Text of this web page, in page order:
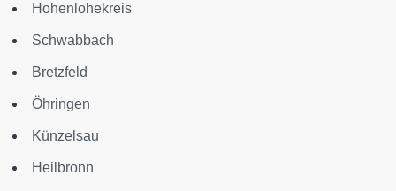
Hohenlohekreis
Schwabbach
Bretzfeld
Öhringen
Künzelsau
Heilbronn